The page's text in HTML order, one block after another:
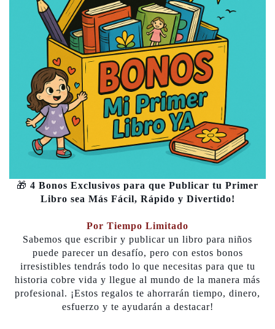
🎁 4 Bonos Exclusivos para que Publicar tu Primer
Libro sea Más Fácil, Rápido y Divertido!
Por Tiempo Limitado
Sabemos que escribir y publicar un libro para niños
puede parecer un desafío, pero con estos bonos
irresistibles tendrás todo lo que necesitas para que tu
historia cobre vida y llegue al mundo de la manera más
profesional. ¡Estos regalos te ahorrarán tiempo, dinero,
esfuerzo y te ayudarán a destacar!